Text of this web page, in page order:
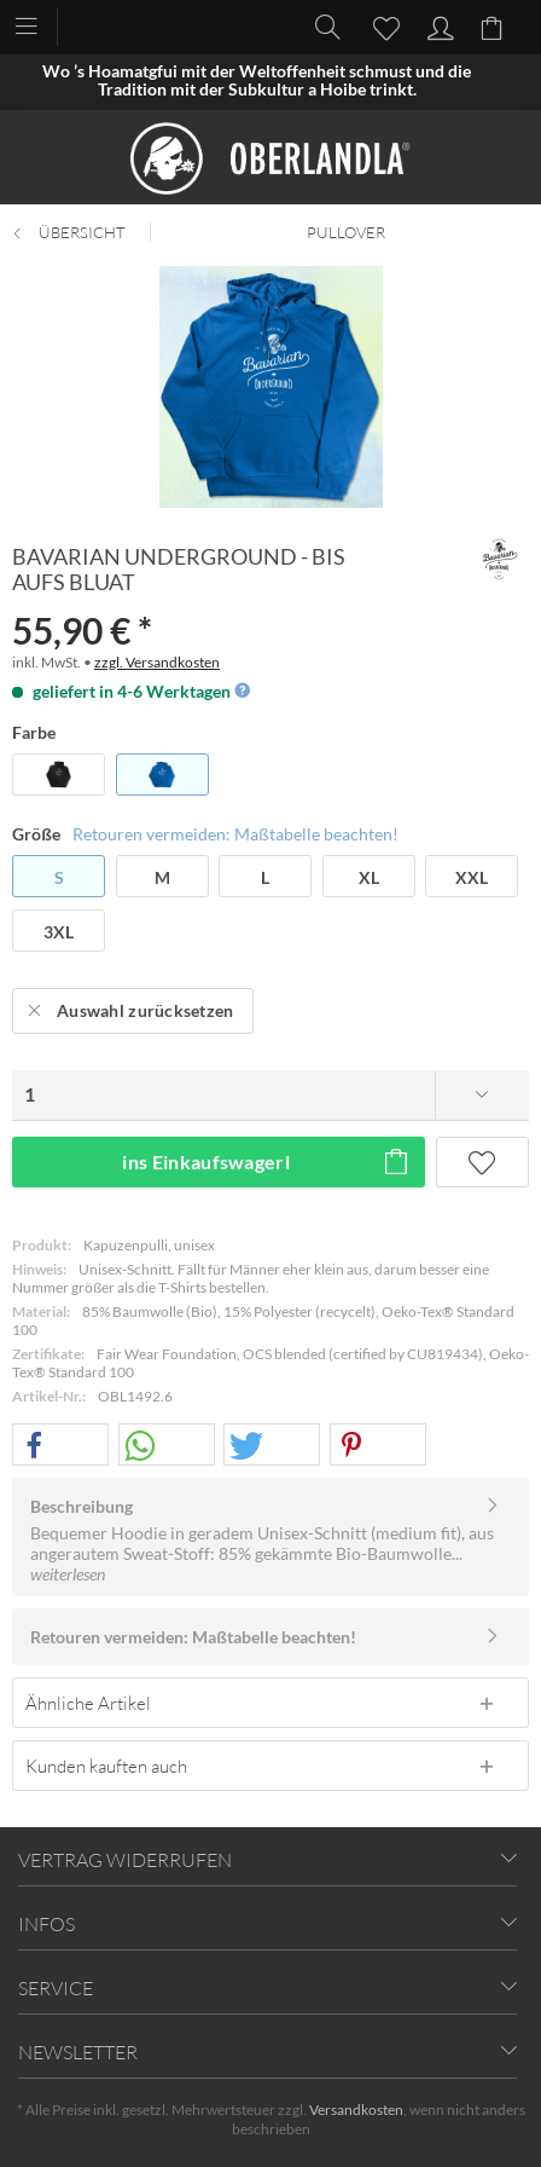
Wo ’s Hoamatgfui mit der Weltoffenheit schmust und die
Tradition mit der Subkultur a Hoibe trinkt.
ÜBERSICHT PULLOVER
BAVARIAN UNDERGROUND - BIS
AUFS BLUAT
55,90 € *
inkl. MwSt. • zzgl. Versandkosten
geliefert in 4-6 Werktagen
Farbe
Größe Retouren vermeiden: Maßtabelle beachten!
S M L XL XXL
3XL
Auswahl zurücksetzen
ins Einkaufswagerl
Produkt:
Kapuzenpulli, unisex
Hinweis:
Unisex-Schnitt. Fällt für Männer eher klein aus, darum besser eine
Nummer größer als die T-Shirts bestellen.
Material:
85% Baumwolle (Bio), 15% Polyester (recycelt), Oeko-Tex® Standard
100
Zertifikate:
Fair Wear Foundation, OCS blended (certified by CU819434), Oeko-
Tex® Standard 100
Artikel-Nr.:
OBL1492.6
Beschreibung
Bequemer Hoodie in geradem Unisex-Schnitt (medium fit), aus
angerautem Sweat-Stoff: 85% gekämmte Bio-Baumwolle...
weiterlesen
Retouren vermeiden: Maßtabelle beachten!
Ähnliche Artikel
Kunden kauften auch
VERTRAG WIDERRUFEN
INFOS
SERVICE
NEWSLETTER
* Alle Preise inkl. gesetzl. Mehrwertsteuer zzgl. Versandkosten, wenn nicht anders
beschrieben